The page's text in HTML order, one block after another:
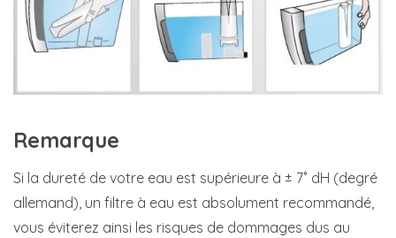
Remarque
Si la dureté de votre eau est supérieure à ± 7˚ dH (degré
allemand), un filtre à eau est absolument recommandé,
vous éviterez ainsi les risques de dommages dus au